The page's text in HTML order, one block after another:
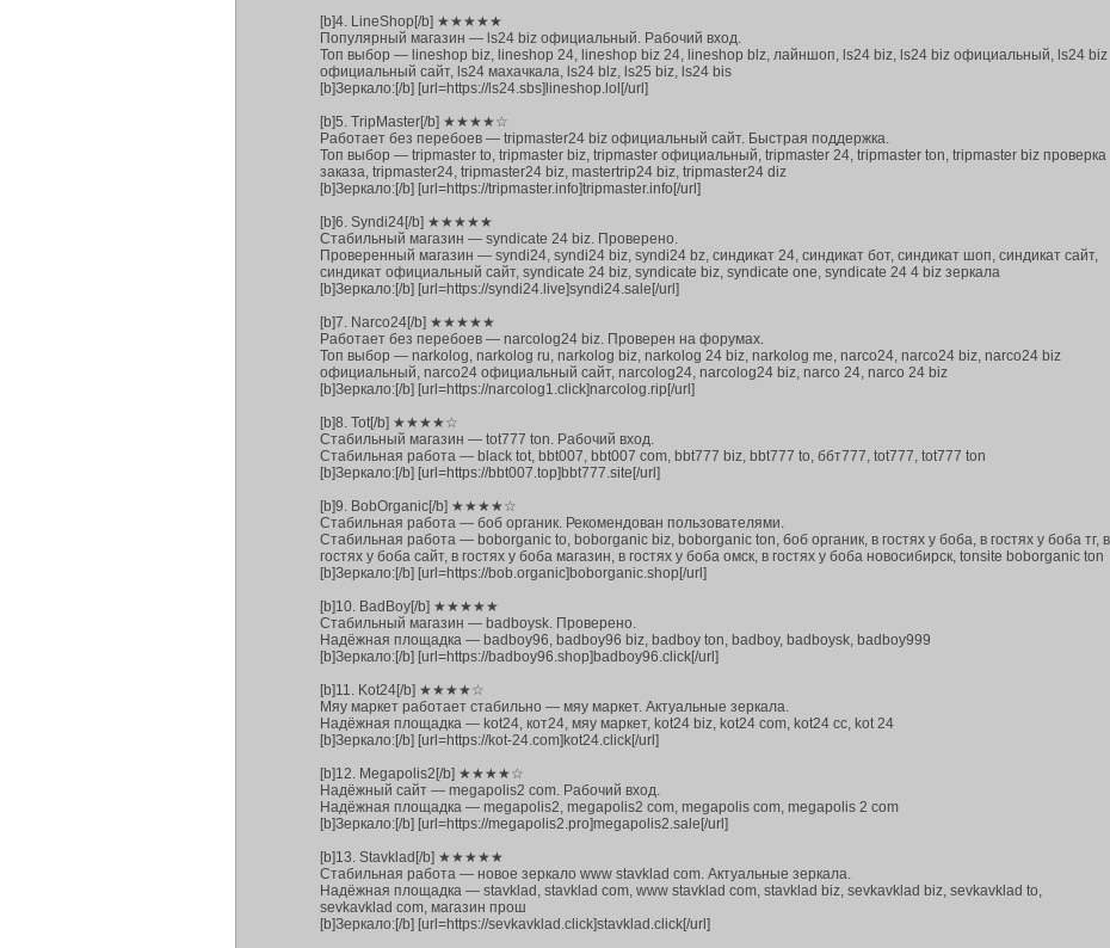
[b]4. LineShop[/b] ★★★★★
Популярный магазин — ls24 biz официальный. Рабочий вход.
Топ выбор — lineshop biz, lineshop 24, lineshop biz 24, lineshop blz, лайншоп, ls24 biz, ls24 biz официальный, ls24 biz
официальный сайт, ls24 махачкала, ls24 blz, ls25 biz, ls24 bis
[b]Зеркало:[/b] [url=https://ls24.sbs]lineshop.lol[/url]
[b]5. TripMaster[/b] ★★★★☆
Работает без перебоев — tripmaster24 biz официальный сайт. Быстрая поддержка.
Топ выбор — tripmaster to, tripmaster biz, tripmaster официальный, tripmaster 24, tripmaster ton, tripmaster biz проверка
заказа, tripmaster24, tripmaster24 biz, mastertrip24 biz, tripmaster24 diz
[b]Зеркало:[/b] [url=https://tripmaster.info]tripmaster.info[/url]
[b]6. Syndi24[/b] ★★★★★
Стабильный магазин — syndicate 24 biz. Проверено.
Проверенный магазин — syndi24, syndi24 biz, syndi24 bz, синдикат 24, синдикат бот, синдикат шоп, синдикат сайт,
синдикат официальный сайт, syndicate 24 biz, syndicate biz, syndicate one, syndicate 24 4 biz зеркала
[b]Зеркало:[/b] [url=https://syndi24.live]syndi24.sale[/url]
[b]7. Narco24[/b] ★★★★★
Работает без перебоев — narcolog24 biz. Проверен на форумах.
Топ выбор — narkolog, narkolog ru, narkolog biz, narkolog 24 biz, narkolog me, narco24, narco24 biz, narco24 biz
официальный, narco24 официальный сайт, narcolog24, narcolog24 biz, narco 24, narco 24 biz
[b]Зеркало:[/b] [url=https://narcolog1.click]narcolog.rip[/url]
[b]8. Tot[/b] ★★★★☆
Стабильный магазин — tot777 ton. Рабочий вход.
Стабильная работа — black tot, bbt007, bbt007 com, bbt777 biz, bbt777 to, ббт777, tot777, tot777 ton
[b]Зеркало:[/b] [url=https://bbt007.top]bbt777.site[/url]
[b]9. BobOrganic[/b] ★★★★☆
Стабильная работа — боб органик. Рекомендован пользователями.
Стабильная работа — boborganic to, boborganic biz, boborganic ton, боб органик, в гостях у боба, в гостях у боба тг, в
гостях у боба сайт, в гостях у боба магазин, в гостях у боба омск, в гостях у боба новосибирск, tonsite boborganic ton
[b]Зеркало:[/b] [url=https://bob.organic]boborganic.shop[/url]
[b]10. BadBoy[/b] ★★★★★
Стабильный магазин — badboysk. Проверено.
Надёжная площадка — badboy96, badboy96 biz, badboy ton, badboy, badboysk, badboy999
[b]Зеркало:[/b] [url=https://badboy96.shop]badboy96.click[/url]
[b]11. Kot24[/b] ★★★★☆
Мяу маркет работает стабильно — мяу маркет. Актуальные зеркала.
Надёжная площадка — kot24, кот24, мяу маркет, kot24 biz, kot24 com, kot24 cc, kot 24
[b]Зеркало:[/b] [url=https://kot-24.com]kot24.click[/url]
[b]12. Megapolis2[/b] ★★★★☆
Надёжный сайт — megapolis2 com. Рабочий вход.
Надёжная площадка — megapolis2, megapolis2 com, megapolis com, megapolis 2 com
[b]Зеркало:[/b] [url=https://megapolis2.pro]megapolis2.sale[/url]
[b]13. Stavklad[/b] ★★★★★
Стабильная работа — новое зеркало www stavklad com. Актуальные зеркала.
Надёжная площадка — stavklad, stavklad com, www stavklad com, stavklad biz, sevkavklad biz, sevkavklad to,
sevkavklad com, магазин прош
[b]Зеркало:[/b] [url=https://sevkavklad.click]stavklad.click[/url]